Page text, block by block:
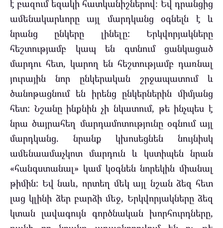
է բազում եզակի հատկանիշներով։ Եվ դրանցից
ամենակարևորը այլ մարդկանց օգնելն է և
նրանց ընկերը լինելը: Երկվորյակները
հեշտությամբ կապ են գտնում ցանկացած
մարդու հետ, կարող են հեշտությամբ դառնալ
յուրային նոր ընկերական շրջապատում և
ծանոթացնում են իրենց ընկերներին միմյանց
հետ: Նշանը ինքնին չի նկատում, թե ինչպես է
նրա ծայրահեղ մարդամոտությունը օգնում այլ
մարդկանց. նրանք կխոսեցնեն նույնիսկ
ամենաամաչկոտ մարդուն և կստիպեն նրան
«հանգստանալ» կամ կօգնեն նորեկին միանալ
թիմին: Եվ նաև, որտեղ մեկ այլ նշան ձեզ հետ
լաց կլինի ձեր բարձի մեջ, Երկվորյակները ձեզ
կտան լավագույն գործնական խորհուրդները,